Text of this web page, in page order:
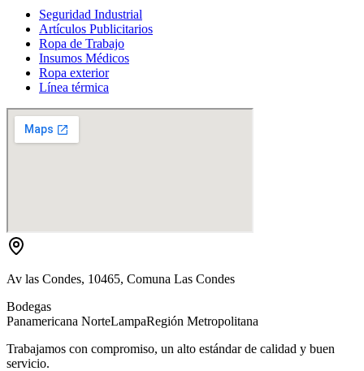
Seguridad Industrial
Artículos Publicitarios
Ropa de Trabajo
Insumos Médicos
Ropa exterior
Línea térmica
Av las Condes, 10465, Comuna Las Condes
Bodegas
Panamericana NorteLampaRegión Metropolitana
Trabajamos con compromiso, un alto estándar de calidad y buen
servicio.